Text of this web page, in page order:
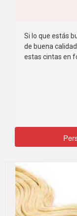
Si lo que estás
de buena
estas cintas en